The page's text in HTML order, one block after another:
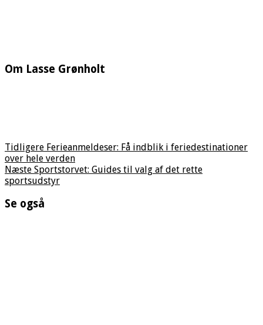
Om Lasse Grønholt
Tidligere Ferieanmeldeser: Få indblik i feriedestinationer
over hele verden
Næste Sportstorvet: Guides til valg af det rette
sportsudstyr
Se også